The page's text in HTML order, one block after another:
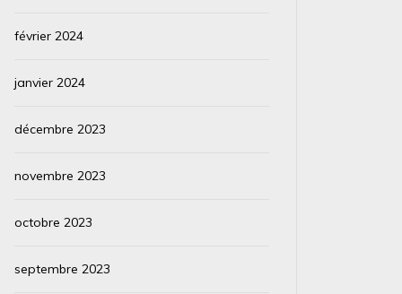
février 2024
janvier 2024
décembre 2023
novembre 2023
octobre 2023
septembre 2023